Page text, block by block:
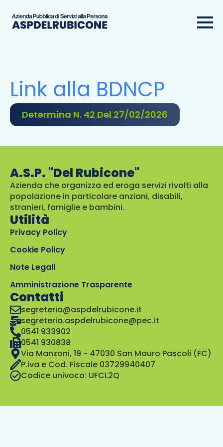
Link alla BDNCP
Determina N. 42 Del 27/02/2026
A.S.P. "Del Rubicone"
Azienda che organizza ed eroga servizi rivolti alla
popolazione in particolare anziani, disabili,
stranieri, famiglie e bambini.
Utilità
Privacy Policy
Cookie Policy
Note Legali
Amministrazione Trasparente
Contatti
segreteria@aspdelrubicone.it
segreteria.aspdelrubicone@pec.it
0541 933902
0541 930838
Via Manzoni, 19 - 47030 San Mauro Pascoli (FC)
P.iva e Cod. Fiscale 03729940407
Codice univoco: UFCL2Q